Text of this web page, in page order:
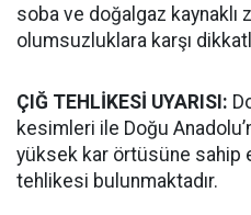
soba ve doğalgaz kaynaklı
olumsuzluklara karşı
ÇIĞ TEHLİKESİ UYARISI:
kesimleri ile Doğu
yüksek kar örtüsüne sahip
tehlikesi bulunmaktadır.